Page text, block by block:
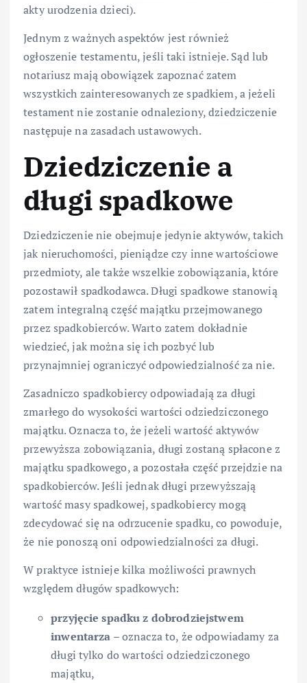
akty urodzenia dzieci).
Jednym z ważnych aspektów jest również
ogłoszenie testamentu, jeśli taki istnieje. Sąd lub
notariusz mają obowiązek zapoznać zatem
wszystkich zainteresowanych ze spadkiem, a jeżeli
testament nie zostanie odnaleziony, dziedziczenie
następuje na zasadach ustawowych.
Dziedziczenie a
długi spadkowe
Dziedziczenie nie obejmuje jedynie aktywów, takich
jak nieruchomości, pieniądze czy inne wartościowe
przedmioty, ale także wszelkie zobowiązania, które
pozostawił spadkodawca. Długi spadkowe stanowią
zatem integralną część majątku przejmowanego
przez spadkobierców. Warto zatem dokładnie
wiedzieć, jak można się ich pozbyć lub
przynajmniej ograniczyć odpowiedzialność za nie.
Zasadniczo spadkobiercy odpowiadają za długi
zmarłego do wysokości wartości odziedziczonego
majątku. Oznacza to, że jeżeli wartość aktywów
przewyższa zobowiązania, długi zostaną spłacone z
majątku spadkowego, a pozostała część przejdzie na
spadkobierców. Jeśli jednak długi przewyższają
wartość masy spadkowej, spadkobiercy mogą
zdecydować się na odrzucenie spadku, co powoduje,
że nie ponoszą oni odpowiedzialności za długi.
W praktyce istnieje kilka możliwości prawnych
względem długów spadkowych:
przyjęcie spadku z dobrodziejstwem
inwentarza – oznacza to, że odpowiadamy za
długi tylko do wartości odziedziczonego
majątku,